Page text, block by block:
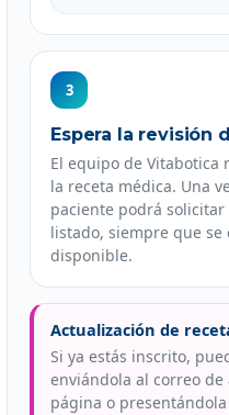
3
Espera la revisión
El equipo de Vitabotica
la receta médica. Una
paciente podrá
listado, siempre que
disponible.
Actualización de
Si ya estás inscrito,
enviándola al correo
página o